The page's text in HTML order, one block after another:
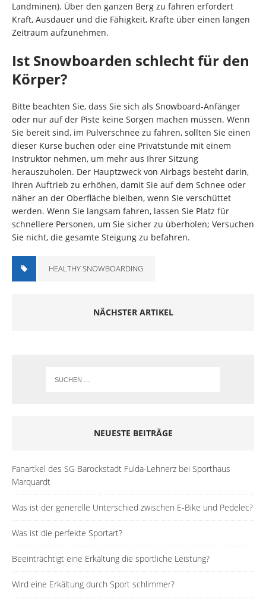
Landminen). Über den ganzen Berg zu fahren erfordert
Kraft, Ausdauer und die Fähigkeit, Kräfte über einen langen
Zeitraum aufzunehmen.
Ist Snowboarden schlecht für den
Körper?
Bitte beachten Sie, dass Sie sich als Snowboard-Anfänger
oder nur auf der Piste keine Sorgen machen müssen. Wenn
Sie bereit sind, im Pulverschnee zu fahren, sollten Sie einen
dieser Kurse buchen oder eine Privatstunde mit einem
Instruktor nehmen, um mehr aus Ihrer Sitzung
herauszuholen. Der Hauptzweck von Airbags besteht darin,
Ihren Auftrieb zu erhöhen, damit Sie auf dem Schnee oder
näher an der Oberfläche bleiben, wenn Sie verschüttet
werden. Wenn Sie langsam fahren, lassen Sie Platz für
schnellere Personen, um Sie sicher zu überholen; Versuchen
Sie nicht, die gesamte Steigung zu befahren.
HEALTHY SNOWBOARDING
NÄCHSTER ARTIKEL
NEUESTE BEITRÄGE
Fanartkel des SG Barockstadt Fulda-Lehnerz bei Sporthaus
Marquardt
Was ist der generelle Unterschied zwischen E-Bike und Pedelec?
Was ist die perfekte Sportart?
Beeinträchtigt eine Erkältung die sportliche Leistung?
Wird eine Erkältung durch Sport schlimmer?